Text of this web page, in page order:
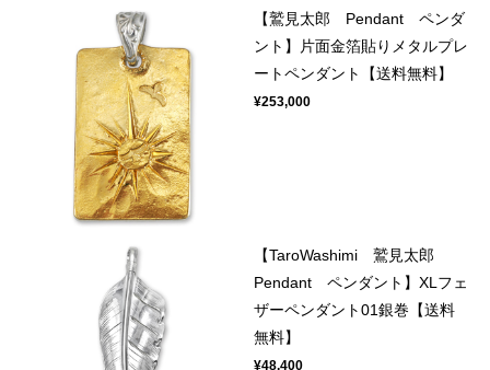
【鷲見太郎 Pendant ペンダ
ント】片面金箔貼りメタルプレ
ートペンダント【送料無料】
¥253,000
【TaroWashimi 鷲見太郎
Pendant ペンダント】XLフェ
ザーペンダント01銀巻【送料
無料】
¥48,400